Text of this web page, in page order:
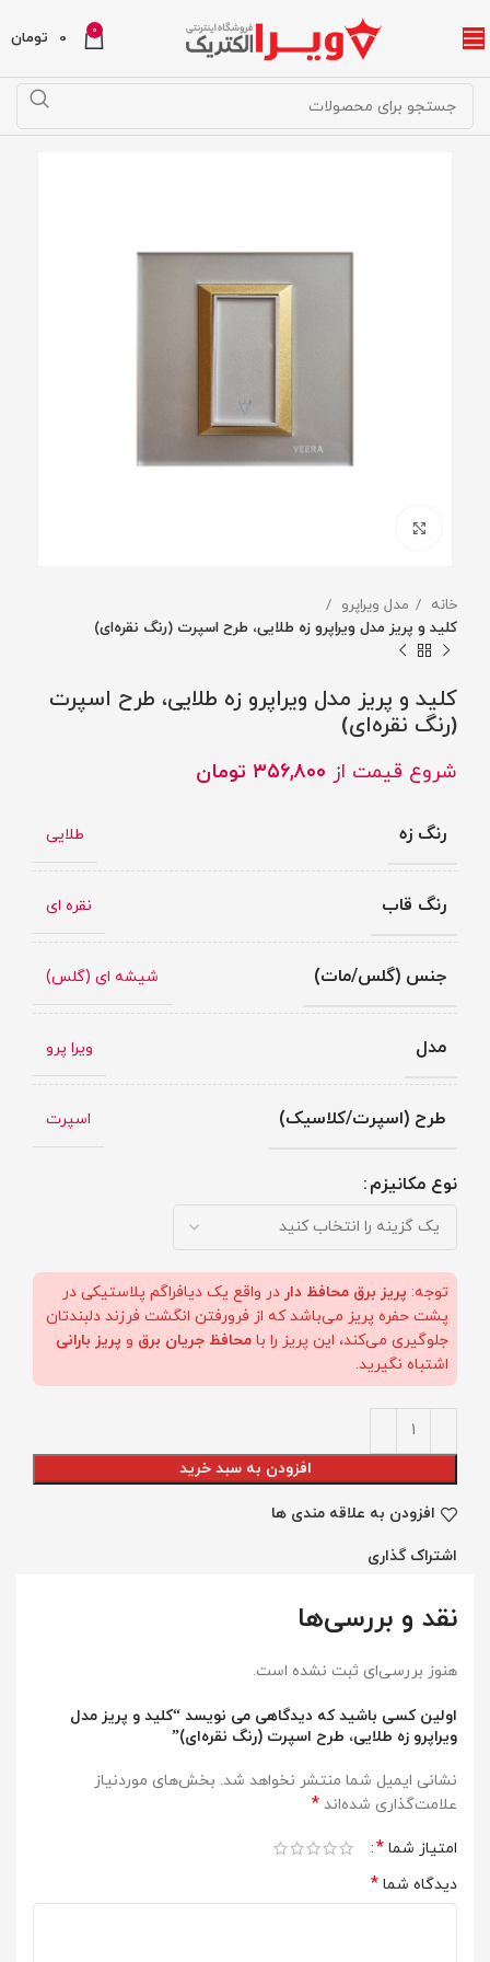
0
0 تومان
خانه
مدل ویراپرو
کلید و پریز مدل ویراپرو زه طلایی، طرح اسپرت (رنگ نقره‌ای)
کلید و پریز مدل ویراپرو زه طلایی، طرح اسپرت
(رنگ نقره‌ای)
شروع قیمت از ۳۵۶,۸۰۰ تومان
رنگ زه طلایی
رنگ قاب نقره ای
جنس (گلس/مات) شیشه ای (گلس)
مدل ویرا پرو
طرح (اسپرت/کلاسیک) اسپرت
نوع مکانیزم
توجه: پریز برق محافظ دار در واقع یک دیافراگم پلاستیکی در
پشت حفره پریز می‌باشد که از فرورفتن انگشت فرزند دلبندتان
جلوگیری می‌کند، این پریز را با محافظ جریان برق و پریز بارانی
اشتباه نگیرید.
افزودن به سبد خرید
افزودن به علاقه مندی ها
اشتراک گذاری
نقد و بررسی‌ها
هنوز بررسی‌ای ثبت نشده است.
اولین کسی باشید که دیدگاهی می نویسد “کلید و پریز مدل
ویراپرو زه طلایی، طرح اسپرت (رنگ نقره‌ای)”
نشانی ایمیل شما منتشر نخواهد شد. بخش‌های موردنیاز
علامت‌گذاری شده‌اند *
امتیاز شما *
دیدگاه شما *